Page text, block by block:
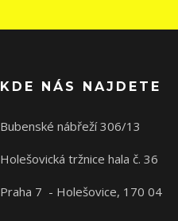
KDE NÁS NAJDETE
Bubenské nábřeží 306/13
Holešovická tržnice hala č. 36
Praha 7 - Holešovice, 170 04